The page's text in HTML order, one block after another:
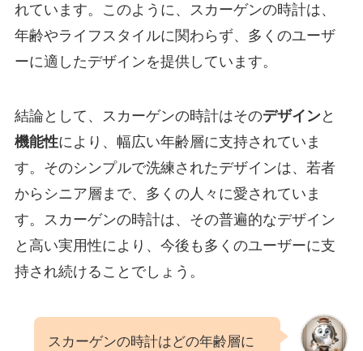
れています。このように、スカーゲンの時計は、
年齢やライフスタイルに関わらず、多くのユーザ
ーに適したデザインを提供しています。
結論として、スカーゲンの時計はそのデザインと
機能性により、幅広い年齢層に支持されていま
す。そのシンプルで洗練されたデザインは、若者
からシニア層まで、多くの人々に愛されていま
す。スカーゲンの時計は、その普遍的なデザイン
と高い実用性により、今後も多くのユーザーに支
持され続けることでしょう。
スカーゲンの時計はどの年齢層に